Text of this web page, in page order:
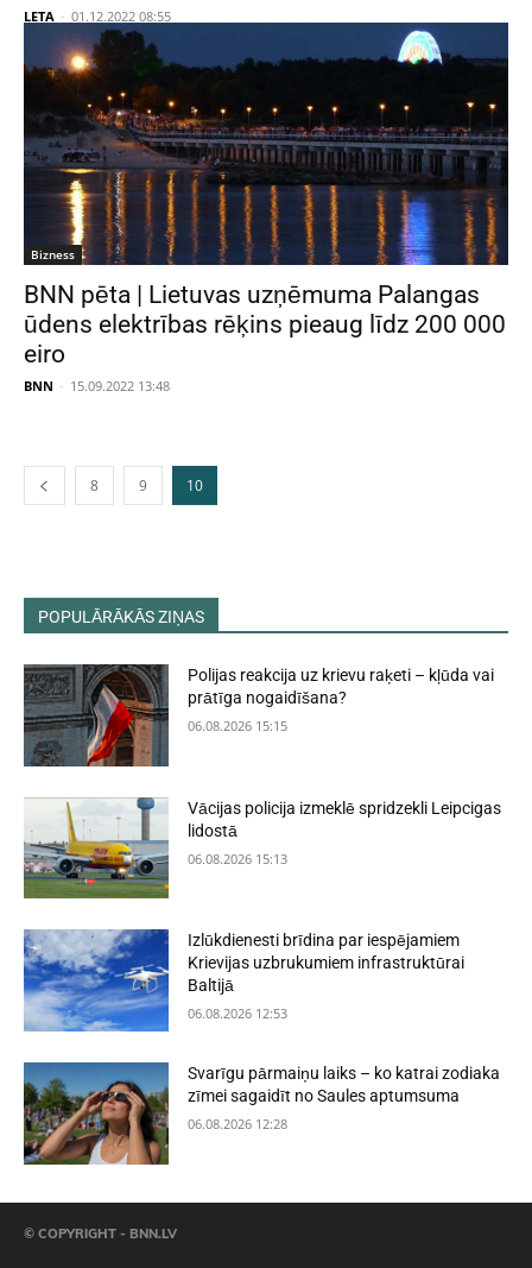
LETA - 01.12.2022 08:55
Bizness
BNN pēta | Lietuvas uzņēmuma Palangas
ūdens elektrības rēķins pieaug līdz 200 000
eiro
BNN - 15.09.2022 13:48
8 9 10
POPULĀRĀKĀS ZIŅAS
Polijas reakcija uz krievu raķeti – kļūda vai
prātīga nogaidīšana?
06.08.2026 15:15
Vācijas policija izmeklē spridzekli Leipcigas
lidostā
06.08.2026 15:13
Izlūkdienesti brīdina par iespējamiem
Krievijas uzbrukumiem infrastruktūrai
Baltijā
06.08.2026 12:53
Svarīgu pārmaiņu laiks – ko katrai zodiaka
zīmei sagaidīt no Saules aptumsuma
06.08.2026 12:28
© COPYRIGHT - BNN.LV